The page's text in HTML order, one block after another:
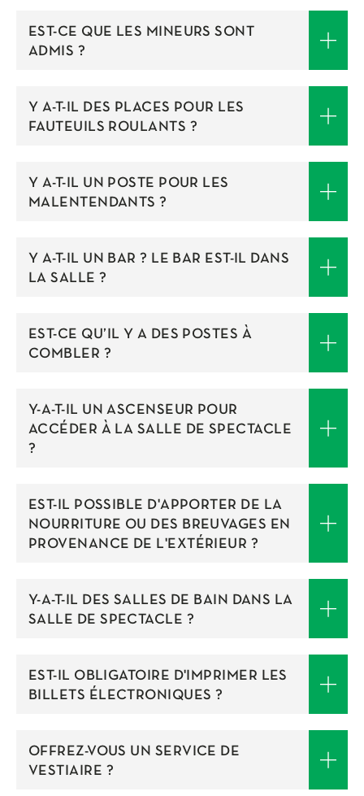
EST-CE QUE LES MINEURS SONT
ADMIS ?
Y A-T-IL DES PLACES POUR LES
FAUTEUILS ROULANTS ?
Y A-T-IL UN POSTE POUR LES
MALENTENDANTS ?
Y A-T-IL UN BAR ? LE BAR EST-IL DANS
LA SALLE ?
EST-CE QU’IL Y A DES POSTES À
COMBLER ?
Y-A-T-IL UN ASCENSEUR POUR
ACCÉDER À LA SALLE DE SPECTACLE
?
EST-IL POSSIBLE D'APPORTER DE LA
NOURRITURE OU DES BREUVAGES EN
PROVENANCE DE L'EXTÉRIEUR ?
Y-A-T-IL DES SALLES DE BAIN DANS LA
SALLE DE SPECTACLE ?
EST-IL OBLIGATOIRE D'IMPRIMER LES
BILLETS ÉLECTRONIQUES ?
OFFREZ-VOUS UN SERVICE DE
VESTIAIRE ?